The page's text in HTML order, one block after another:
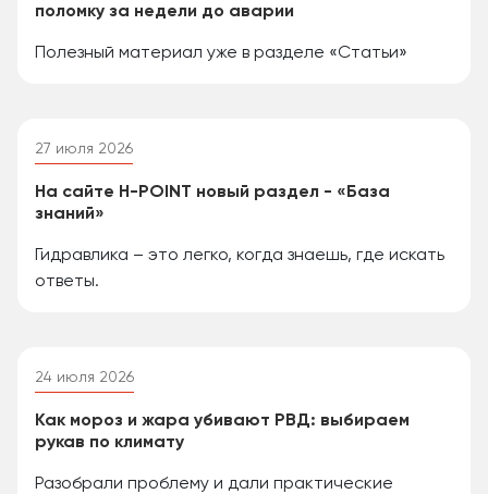
поломку за недели до аварии
Полезный материал уже в разделе «Статьи»
27 июля 2026
На сайте H-POINT новый раздел - «База
знаний»
Гидравлика – это легко, когда знаешь, где искать
ответы.
24 июля 2026
Как мороз и жара убивают РВД: выбираем
рукав по климату
Разобрали проблему и дали практические